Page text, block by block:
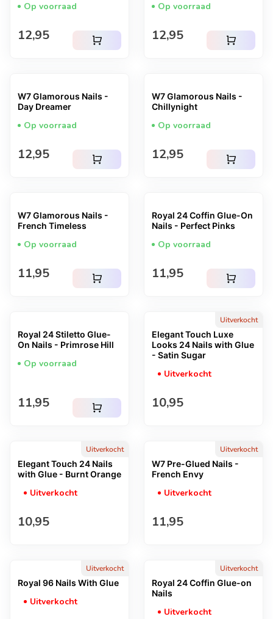
Op voorraad
Normale prijs
12,95 shopping_cart
Op voorraad
Normale prijs
12,95 shopping_cart
W7 Glamorous Nails -
Day Dreamer
Op voorraad
Normale prijs
12,95 shopping_cart
W7 Glamorous Nails -
Chillynight
Op voorraad
Normale prijs
12,95 shopping_cart
W7 Glamorous Nails -
French Timeless
Op voorraad
Normale prijs
11,95 shopping_cart
Royal 24 Coffin Glue-On
Nails - Perfect Pinks
Op voorraad
Normale prijs
11,95 shopping_cart
Royal 24 Stiletto Glue-
On Nails - Primrose Hill
Op voorraad
Normale prijs
11,95 shopping_cart
Uitverkocht
Elegant Touch Luxe
Looks 24 Nails with Glue
- Satin Sugar
Uitverkocht
Normale prijs
10,95
Uitverkocht
Elegant Touch 24 Nails
with Glue - Burnt Orange
Uitverkocht
Normale prijs
10,95
Uitverkocht
W7 Pre-Glued Nails -
French Envy
Uitverkocht
Normale prijs
11,95
Uitverkocht
Royal 96 Nails With Glue
Uitverkocht
Uitverkocht
Royal 24 Coffin Glue-on
Nails
Uitverkocht